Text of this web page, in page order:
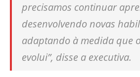
precisamos continuar
desenvolvendo novas
adaptando à medida que
evolui”, disse a executiva.